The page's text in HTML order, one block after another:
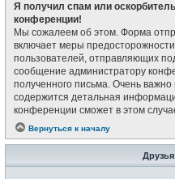
Я получил спам или
конференции!
Мы сожалеем об этом. Форма
включает меры
пользователей, отправляющих
сообщение администратору
полученного письма. Очень важно
содержится детальная
конференции сможет в этом
Вернуться к началу